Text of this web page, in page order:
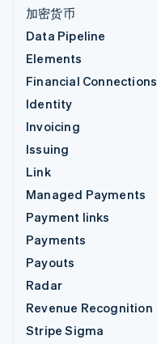
加密货币
Data Pipeline
Elements
Financial Connections
Identity
Invoicing
Issuing
Link
Managed Payments
Payment links
Payments
Payouts
Radar
Revenue Recognition
Stripe Sigma